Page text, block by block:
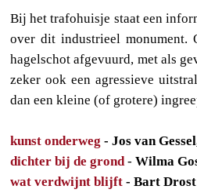
Bij het trafohuisje staat een
over dit industrieel monument.
hagelschot afgevuurd, met als
zeker ook een agressieve
dan een kleine (of grotere)
kunst onderweg - Jos van
dichter bij de grond - Wilma
wat verdwijnt blijft - Bart Drost